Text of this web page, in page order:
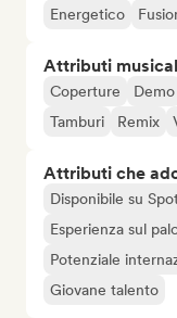
Energetico
Attributi
Coperture Demo
Tamburi
Remix
Attributi che
Disponibile su
Esperienza sul
Potenziale
Giovane talento